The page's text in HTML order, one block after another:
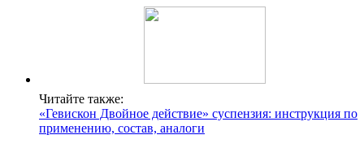
Читайте также:
«Гевискон Двойное действие» суспензия: инструкция по
применению, состав, аналоги